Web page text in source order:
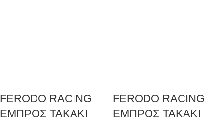
FERODO RACING
ΕΜΠΡΟΣ ΤΑΚΑΚΙ
FERODO RACING
ΕΜΠΡΟΣ ΤΑΚΑΚΙ